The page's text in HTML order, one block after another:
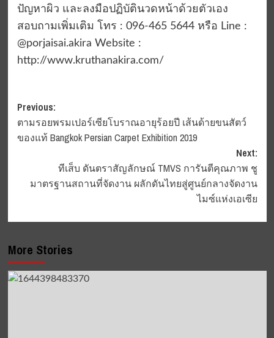
ปัญหาผิว และลงมือปฏิบัตินวดหน้าด้วยตัวเอง
สอบถามเพิ่มเติม โทร : 096-465 5644 หรือ Line :
@porjaisai.akira Website :
http://www.kruthanakira.com/
Post
navigation
Previous:
ตามรอยพรมเปอร์เซียโบราณอายุร้อยปี เส้นด้ายขนสัตว์
ของแท้ Bangkok Persian Carpet Exhibition 2019
Next:
ทีเส็บ ดันตราสัญลักษณ์ TMVS การันตีคุณภาพ ชู
มาตรฐานสถานที่จัดงาน ผลักดันไทยสู่ศูนย์กลางจัดงาน
ไมซ์แห่งเอเซีย
More Stories